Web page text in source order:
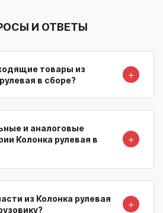
И ОТВЕТЫ
товары из
в сборе?
＋
и аналоговые
Колонка рулевая в
＋
из Колонка рулевая
＋